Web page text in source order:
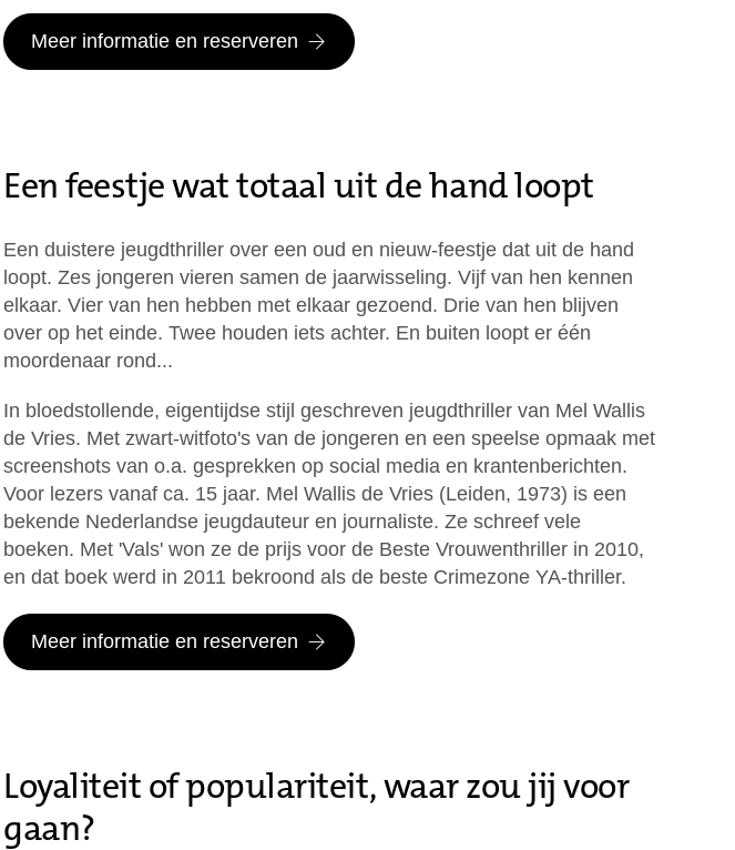
Meer informatie en reserveren
Een feestje wat totaal uit de hand loopt
Een duistere jeugdthriller over een oud en nieuw-feestje dat uit de hand
loopt. Zes jongeren vieren samen de jaarwisseling. Vijf van hen kennen
elkaar. Vier van hen hebben met elkaar gezoend. Drie van hen blijven
over op het einde. Twee houden iets achter. En buiten loopt er één
moordenaar rond...
In bloedstollende, eigentijdse stijl geschreven jeugdthriller van Mel Wallis
de Vries. Met zwart-witfoto's van de jongeren en een speelse opmaak met
screenshots van o.a. gesprekken op social media en krantenberichten.
Voor lezers vanaf ca. 15 jaar. Mel Wallis de Vries (Leiden, 1973) is een
bekende Nederlandse jeugdauteur en journaliste. Ze schreef vele
boeken. Met 'Vals' won ze de prijs voor de Beste Vrouwenthriller in 2010,
en dat boek werd in 2011 bekroond als de beste Crimezone YA-thriller.
Meer informatie en reserveren
Loyaliteit of populariteit, waar zou jij voor
gaan?